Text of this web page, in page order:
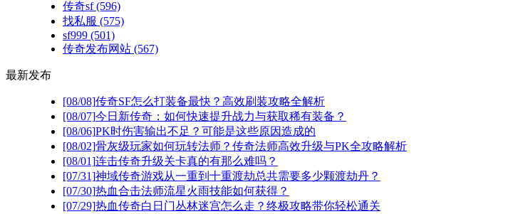
传奇sf(596)
找私服 (575)
sf999 (501)
传奇发布网站 (567)
最新发布
[08/08]传奇SF怎么打装备最快？高效刷装攻略全解析
[08/07]今日新传奇：如何快速提升战力与获取稀有装备？
[08/06]PK时伤害输出不足？可能是这些原因造成的
[08/02]骨灰级玩家如何玩转法师？传奇法师高效升级与PK全攻略解析
[08/01]连击传奇升级关卡真的有那么难吗？
[07/31]神域传奇游戏从一重到十重渡劫总共需要多少颗渡劫丹？
[07/30]热血合击法师流星火雨技能如何获得？
[07/29]热血传奇白日门丛林迷宫怎么走？终极攻略带你轻松通关